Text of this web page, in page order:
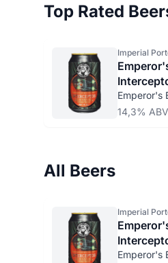
Top Rated
Imperial
Barrel-
Emperor's
14,3% ABV
All Beers
Imperial
Barrel-
Emperor's